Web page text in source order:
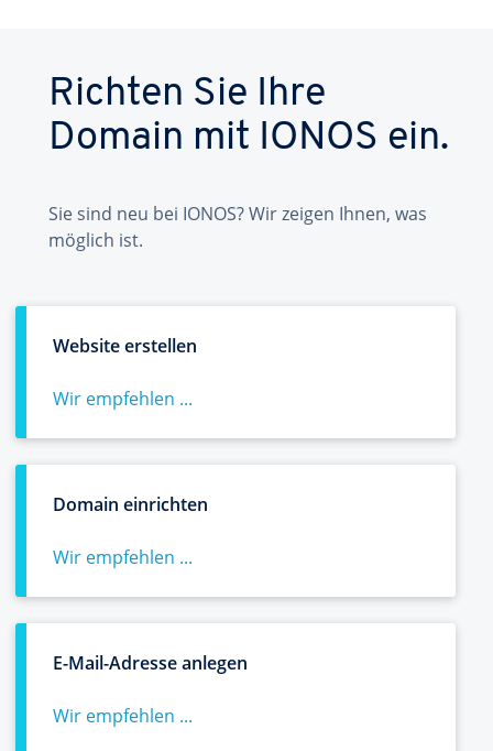
Richten Sie Ihre
Domain mit IONOS ein.
Sie sind neu bei IONOS? Wir zeigen Ihnen, was
möglich ist.
Website erstellen
Wir empfehlen ...
Domain einrichten
Wir empfehlen ...
E-Mail-Adresse anlegen
Wir empfehlen ...